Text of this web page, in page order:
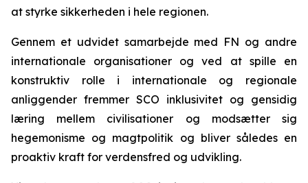
at styrke sikkerheden i hele regionen.
Gennem et udvidet samarbejde med FN og andre
internationale organisationer og ved at spille en
konstruktiv rolle i internationale og regionale
anliggender fremmer SCO inklusivitet og gensidig
læring mellem civilisationer og modsætter sig
hegemonisme og magtpolitik og bliver således en
proaktiv kraft for verdensfred og udvikling.